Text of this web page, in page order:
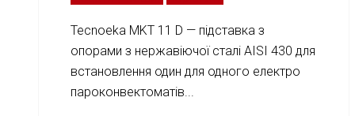
Tecnoeka MKT 11 D — підставка з
опорами з нержавіючої сталі AISI 430 для
встановлення один для одного електро
пароконвектоматів...